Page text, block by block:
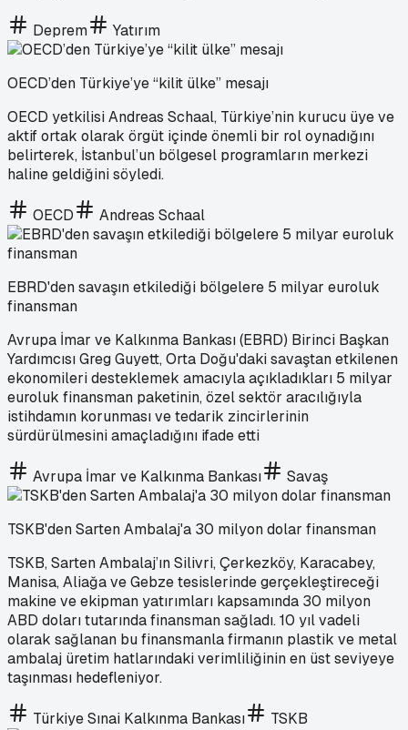
Deprem Yatırım
OECD’den Türkiye’ye “kilit ülke” mesajı
OECD yetkilisi Andreas Schaal, Türkiye’nin kurucu üye ve
aktif ortak olarak örgüt içinde önemli bir rol oynadığını
belirterek, İstanbul’un bölgesel programların merkezi
haline geldiğini söyledi.
OECD Andreas Schaal
EBRD'den savaşın etkilediği bölgelere 5 milyar euroluk
finansman
Avrupa İmar ve Kalkınma Bankası (EBRD) Birinci Başkan
Yardımcısı Greg Guyett, Orta Doğu'daki savaştan etkilenen
ekonomileri desteklemek amacıyla açıkladıkları 5 milyar
euroluk finansman paketinin, özel sektör aracılığıyla
istihdamın korunması ve tedarik zincirlerinin
sürdürülmesini amaçladığını ifade etti
Avrupa İmar ve Kalkınma Bankası Savaş
TSKB'den Sarten Ambalaj'a 30 milyon dolar finansman
TSKB, Sarten Ambalaj’ın Silivri, Çerkezköy, Karacabey,
Manisa, Aliağa ve Gebze tesislerinde gerçekleştireceği
makine ve ekipman yatırımları kapsamında 30 milyon
ABD doları tutarında finansman sağladı. 10 yıl vadeli
olarak sağlanan bu finansmanla firmanın plastik ve metal
ambalaj üretim hatlarındaki verimliliğinin en üst seviyeye
taşınması hedefleniyor.
Türkiye Sınai Kalkınma Bankası TSKB